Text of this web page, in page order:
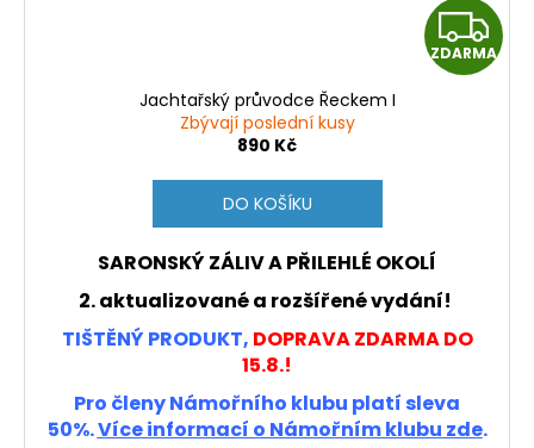
Z
D
ZDARMA
Jachtařský průvodce Řeckem I
Zbývají poslední kusy
890 Kč
DO KOŠÍKU
SARONSKÝ ZÁLIV A PŘILEHLÉ OKOLÍ
2. aktualizované a rozšířené vydání!
TIŠTĚNÝ PRODUKT, DOPRAVA ZDARMA DO
15.8.!
Pro členy Námořního klubu platí sleva
50%.Více informací o Námořním klubu zde.